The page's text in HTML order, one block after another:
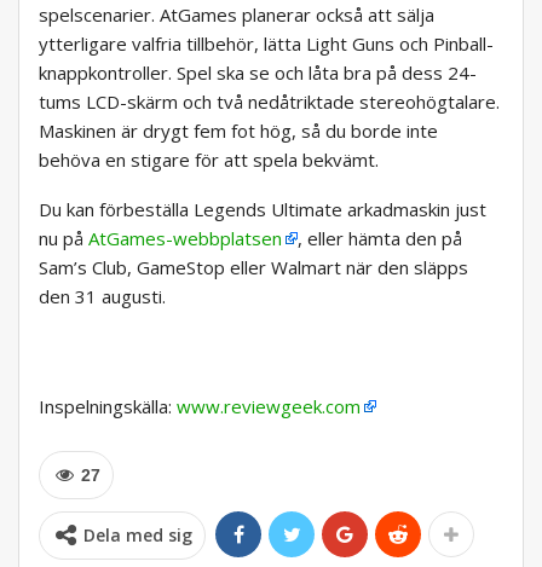
spelscenarier. AtGames planerar också att sälja
ytterligare valfria tillbehör, lätta Light Guns och Pinball-
knappkontroller. Spel ska se och låta bra på dess 24-
tums LCD-skärm och två nedåtriktade stereohögtalare.
Maskinen är drygt fem fot hög, så du borde inte
behöva en stigare för att spela bekvämt.
Du kan förbeställa Legends Ultimate arkadmaskin just
nu på AtGames-webbplatsen
, eller hämta den på
Sam’s Club, GameStop eller Walmart när den släpps
den 31 augusti.
Inspelningskälla: www.reviewgeek.com
27
Dela med sig